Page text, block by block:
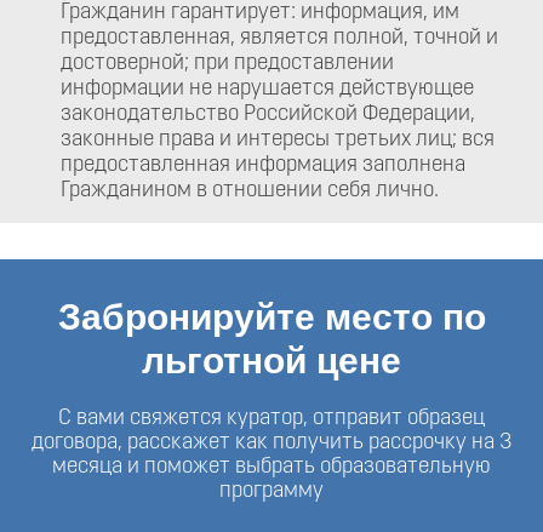
Гражданин гарантирует: информация, им
предоставленная, является полной, точной и
достоверной; при предоставлении
информации не нарушается действующее
законодательство Российской Федерации,
законные права и интересы третьих лиц; вся
предоставленная информация заполнена
Гражданином в отношении себя лично.
Забронируйте место по
льготной цене
С вами свяжется куратор, отправит образец
договора, расскажет как получить рассрочку на 3
месяца и поможет выбрать образовательную
программу